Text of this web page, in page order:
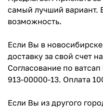
самый лучший вариант.
возможность.
Если Вы в
доставку за свой счет
Согласование по
913-00000-13. Оплата
Если Вы из другого